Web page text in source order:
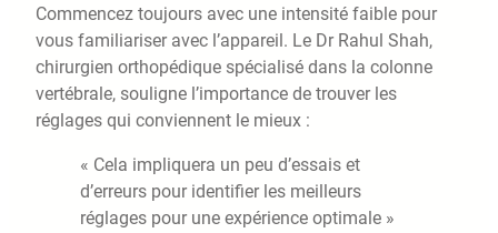
Commencez toujours avec une intensité faible pour
vous familiariser avec l’appareil. Le Dr Rahul Shah,
chirurgien orthopédique spécialisé dans la colonne
vertébrale, souligne l’importance de trouver les
réglages qui conviennent le mieux :
« Cela impliquera un peu d’essais et
d’erreurs pour identifier les meilleurs
réglages pour une expérience optimale »